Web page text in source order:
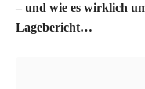
– und wie es wirklich
Lagebericht…